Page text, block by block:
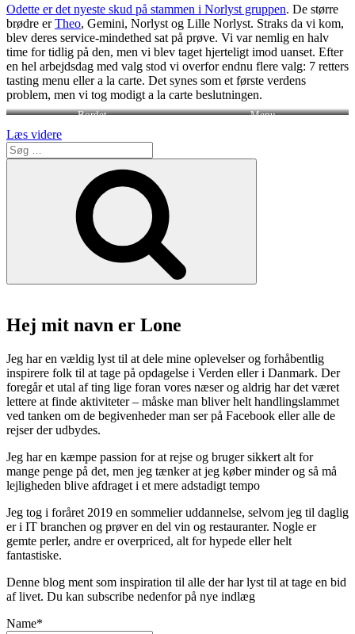
Odette er det nyeste skud på stammen i Norlyst gruppen. De større
brødre erTheo, Gemini, Norlyst og Lille Norlyst. Straks da vi kom,
blev deres service-mindethed sat på prøve. Vi var nemlig en halv
time for tidlig på den, men vi blev taget hjerteligt imod uanset. Efter
en hel arbejdsdag med valg stod vi overfor endnu flere valg: 7 retters
tasting menu eller a la carte. Det synes som et første verdens
problem, men vi tog modigt a la carte beslutningen.
Bordet Menu
Læs videre“Odette
Norlysts
nyfødte
lillesøster
indre
by”
Søg
efter:
Hej mit navn er Lone
Jeg har en vældig lyst til at dele mine oplevelser og forhåbentlig
inspirere folk til at tage på opdagelse i Verden eller i Danmark. Der
foregår et utal af ting lige foran vores næser og aldrig har det været
lettere at finde aktiviteter – måske man bliver helt handlingslammet
ved tanken om de begivenheder man ser på Facebook eller alle de
rejser der udbydes.
Jeg har en kæmpe passion for at rejse og bruger sikkert alt for
mange penge på det, men jeg tænker at jeg køber minder og så må
lejligheden blive afdraget i et mere adstadigt tempo
Jeg tog i foråret 2019 en sommelier uddannelse, selvom jeg til daglig
er i IT branchen og prøver en del vin og restauranter. Nogle er
gemte perler, andre er overpriced, alt for hypede eller helt
fantastiske.
Denne blog ment som inspiration til alle der har lyst til at tage en bid
af livet. Du kan subscribe nedenfor på nye indlæg
Name*